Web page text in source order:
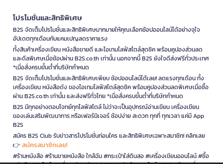
โปรโมชั่นและสิทธิพิเศษ
B2S จัดเต็มโปรโมชั่นและสิทธิพิเศษมากมายให้คุณเลือกช้อปออนไลน์ได้อย่างจุใจ
อัปเดตทุกเดือนกับแคมเปญลดราคาแรง
ทั้งสินค้าเครื่องเขียน หนังสือขายดี และไอเทมไลฟ์สไตล์สุดชิค พร้อมคูปองส่วนลด
และดีลพิเศษเมื่อช้อปผ่าน B2S.co.th เท่านั้น นอกจากนี้ B2S ยังใจดีส่งฟรีทั่วประเทศ
*เมื่อสั่งครบขั้นต่ำที่บริษัทกำหนด
B2S จัดเต็มโปรโมชั่นและสิทธิพิเศษเพียบ ช้อปออนไลน์ได้เลย! ลดแรงทุกเดือน ทั้ง
เครื่องเขียน หนังสือดัง ของไอเทมไลฟ์สไตล์สุดชิค พร้อมคูปองส่วนลดพิเศษเมื่อซื้อ
ผ่าน B2S.co.th เท่านั้น และส่งฟรีทั่วไทย *เมื่อสั่งครบขั้นต่ำที่บริษัทกำหนด
B2S มีทุกอย่างตอบโจทย์ทุกไลฟ์สไตล์ ไม่ว่าจะเป็นอุปกรณ์อ่านเขียน เครื่องเขียน
ของเล่นเสริมพัฒนาการ หรือเฟอร์นิเจอร์ ช้อปง่าย สะดวก ทุกที่ ทุกเวลา แค่มี App
B2S
สมัคร B2S Club รับข่าวสารโปรโมชั่นก่อนใคร และสิทธิพิเศษเฉพาะสมาชิก! คลิกเลย
👉 สมัครสมาชิกเลย!
#ร้านหนังสือ #ร้านขายหนังสือ ใกล้ฉัน #กระเป๋าใส่ดินสอ #เครื่องเขียนออนไลน์ #ซื้อ